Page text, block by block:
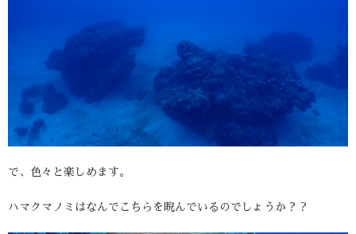
で、色々と楽しめます。
ハマクマノミはなんでこちらを睨んでいるのでしょうか？？